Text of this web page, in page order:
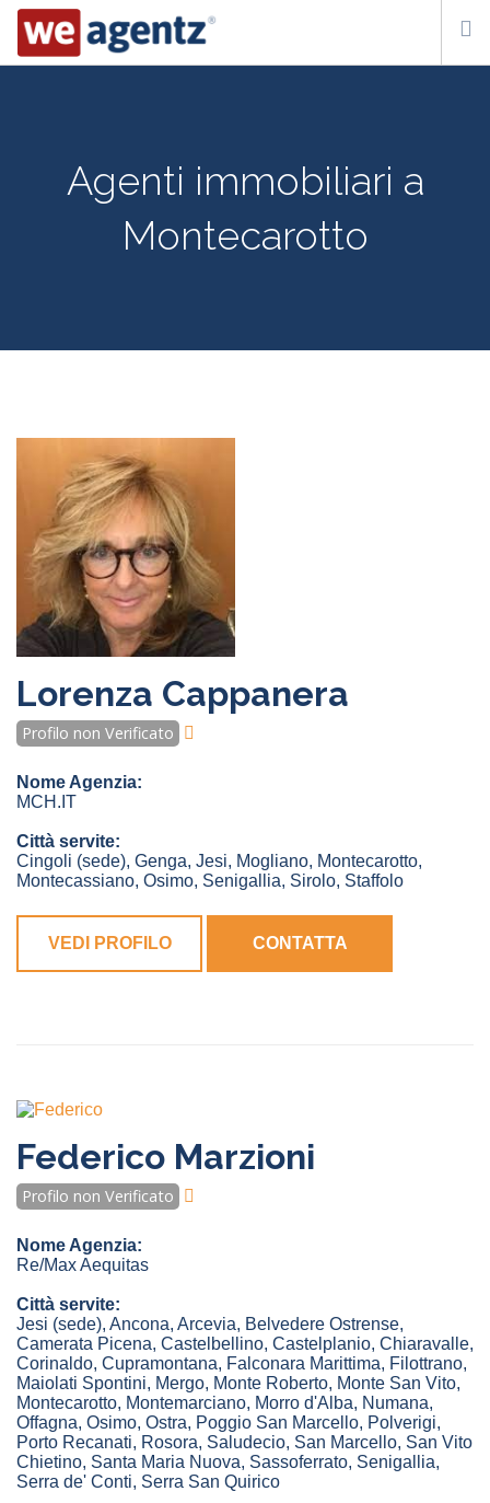
CONTACT USAgenti immobiliari a
Montecarotto
Lorenza Cappanera
Profilo non Verificato
Nome Agenzia:
MCH.IT
Città servite:
Cingoli (sede), Genga, Jesi, Mogliano, Montecarotto,
Montecassiano, Osimo, Senigallia, Sirolo, Staffolo
VEDI PROFILO CONTATTA
Federico Marzioni
Profilo non Verificato
Nome Agenzia:
Re/Max Aequitas
Città servite:
Jesi (sede), Ancona, Arcevia, Belvedere Ostrense,
Camerata Picena, Castelbellino, Castelplanio, Chiaravalle,
Corinaldo, Cupramontana, Falconara Marittima, Filottrano,
Maiolati Spontini, Mergo, Monte Roberto, Monte San Vito,
Montecarotto, Montemarciano, Morro d'Alba, Numana,
Offagna, Osimo, Ostra, Poggio San Marcello, Polverigi,
Porto Recanati, Rosora, Saludecio, San Marcello, San Vito
Chietino, Santa Maria Nuova, Sassoferrato, Senigallia,
Serra de' Conti, Serra San Quirico